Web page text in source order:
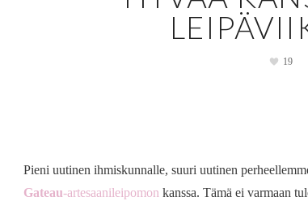
19
Pieni uutinen ihmiskunnalle, suuri uutinen
Gateau-artesaanileipomon kanssa. Tämä ei varmaan